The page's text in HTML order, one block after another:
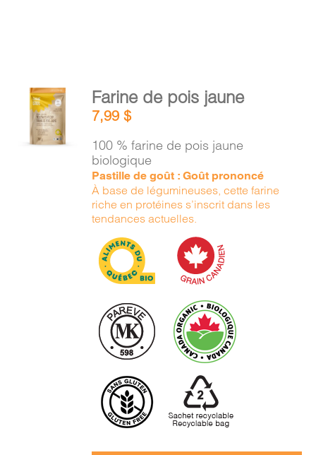
AJOUTER
AU
PANIER
/
Farine de pois jaune
7,99$
100 % farine de pois jaune
biologique
Pastille de goût : Goût prononcé
À base de légumineuses, cette farine
riche en protéines s’inscrit dans les
tendances actuelles.